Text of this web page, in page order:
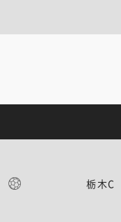
栃木C